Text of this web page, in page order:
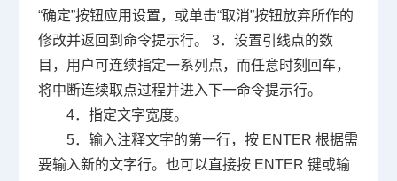
“确定”按钮应用设置，或单击“取消”按钮放弃所作的
修改并返回到命令提示行。 3．设置引线点的数
目，用户可连续指定一系列点，而任意时刻回车，
将中断连续取点过程并进入下一命令提示行。
4．指定文字宽度。
5．输入注释文字的第一行，按 ENTER 根据需
要输入新的文字行。也可以直接按 ENTER 键或输